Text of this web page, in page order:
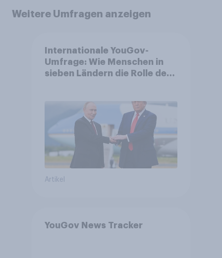
Weitere Umfragen anzeigen
Internationale YouGov-
Umfrage: Wie Menschen in
sieben Ländern die Rolle der
Bedrohungen und Bündnisse
bewerten
Artikel
YouGov News Tracker